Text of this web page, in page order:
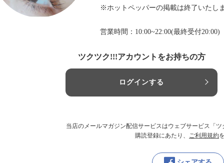
※ホットペッパーの掲載は終了いたし
営業時間：10:00~22:00(最終受付20:00)
ツクツク!!!アカウントをお持ちの方
ログインする
当店のメールマガジン配信サービスはウェブサービス「
購読登録にあたり、 ご利用規約